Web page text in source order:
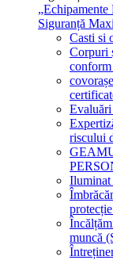
Siguranță
Casti si
Corpuri
riscului
Iluminat
muncă